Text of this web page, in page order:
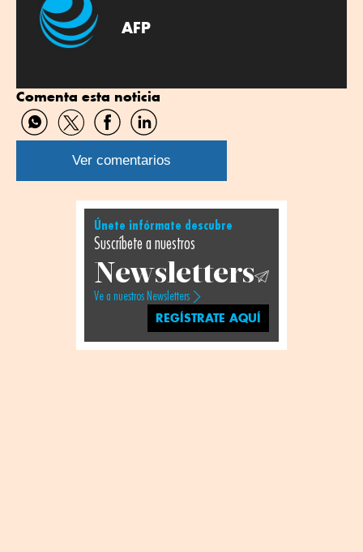
AFP
Comenta esta noticia
Compartir
por
WhatsApp
Compartir
por
Twitter
Compartir
por
Facebook
Compartir
por
Linkedin
Ver comentarios
Únete infórmate descubre
Suscríbete a nuestros
Newsletters
Ve a nuestros Newsletters
REGÍSTRATE AQUÍ